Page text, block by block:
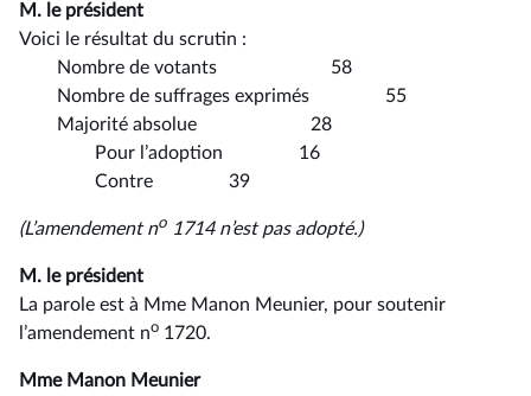
M. le président
Voici le résultat du scrutin :
Nombre de votants 58
Nombre de suffrages exprimés 55
Majorité absolue 28
Pour l’adoption 16
Contre 39
(L’amendement no 1714 n’est pas adopté.)
M. le président
La parole est à Mme Manon Meunier, pour soutenir
l’amendement no 1720.
Mme Manon Meunier